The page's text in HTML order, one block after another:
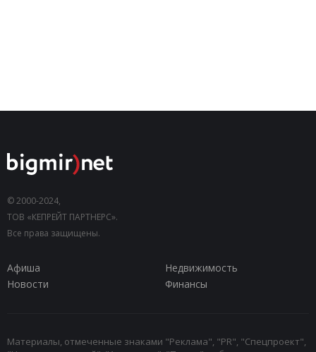
© 2000-2024,
ТОВ «КЕПРЕЙТ ПАРТНЕРС».
Все права защищены.
Афиша
Недвижимость
Новости
Финансы
Материалы, отмеченные знаками "Реклама", "PR", "Спецпроект",